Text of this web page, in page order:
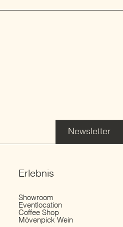
Newsletter
Erlebnis
Showroom
Eventlocation
Coffee Shop
Mövenpick Wein